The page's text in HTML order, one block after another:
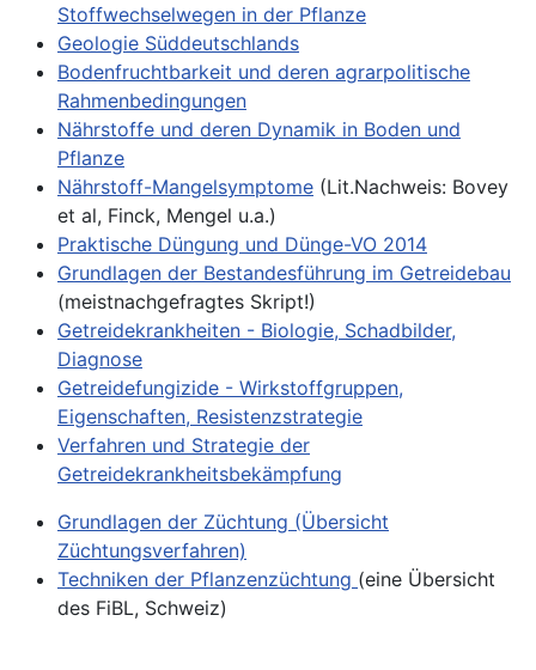
Stoffwechselwegen in der Pflanze
Geologie Süddeutschlands
Bodenfruchtbarkeit und deren agrarpolitische
Rahmenbedingungen
Nährstoffe und deren Dynamik in Boden und
Pflanze
Nährstoff-Mangelsymptome (Lit.Nachweis: Bovey
et al, Finck, Mengel u.a.)
Praktische Düngung und Dünge-VO 2014
Grundlagen der Bestandesführung im Getreidebau
(meistnachgefragtes Skript!)
Getreidekrankheiten - Biologie, Schadbilder,
Diagnose
Getreidefungizide - Wirkstoffgruppen,
Eigenschaften, Resistenzstrategie
Verfahren und Strategie der
Getreidekrankheitsbekämpfung
Grundlagen der Züchtung (Übersicht
Züchtungsverfahren)
Techniken der Pflanzenzüchtung (eine Übersicht
des FiBL, Schweiz)